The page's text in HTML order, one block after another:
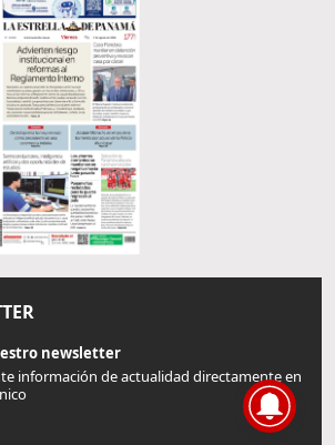
newsletter
información de actualidad directamente en